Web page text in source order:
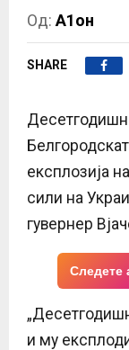
M
E
N
U
Од:А1он
SHARE
експлозија
сили на
гувернер
Следете
и му